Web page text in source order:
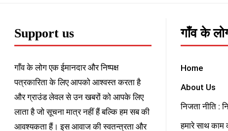
Support us
गाँव के लोग एक ईमानदार और निष्पक्ष
पत्रकारिता के लिए आपको आश्वस्त करता है
और ग्राउंड लेवल से उन खबरों को आपके लिए
लाता है जो सूचना मात्र नहीं हैं बल्कि हम सब की
आवश्यकता हैं। इस आवाज की स्वतन्त्रता और
गाँव के
Home
About Us
निजता नीति :
हमारे साथ काम